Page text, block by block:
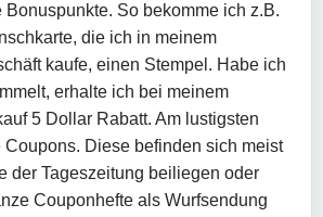
Bonuspunkte. So bekomme ich z.B.
die ich in meinem
kaufe, einen Stempel. Habe ich
erhalte ich bei meinem
5 Dollar Rabatt. Am lustigsten
Diese befinden sich meist
der Tageszeitung beiliegen oder
Couponhefte als Wurfsendung